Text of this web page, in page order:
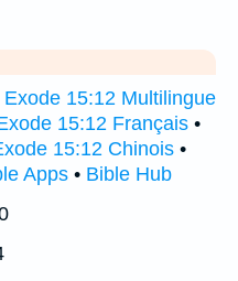
Exode 15:12 Multilingue
15:12 Français •
15:12 Chinois •
Apps • Bible Hub